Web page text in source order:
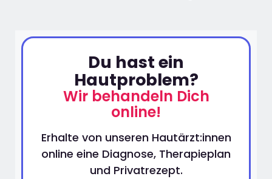
Du hast ein
Hautproblem?
Wir behandeln Dich
online!
Erhalte von unseren Hautärzt:innen
online eine Diagnose, Therapieplan
und Privatrezept.